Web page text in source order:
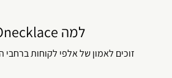
למה Onecklace ?
זוכים לאמון של אלפי לקוחות ברחבי